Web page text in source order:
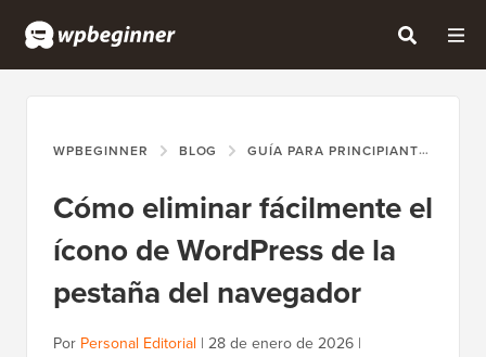
WPBEGINNER BLOG GUÍA PARA PRINCIPIANTES
Cómo eliminar fácilmente el
ícono de WordPress de la
pestaña del navegador
Por Personal Editorial | 28 de enero de 2026 |